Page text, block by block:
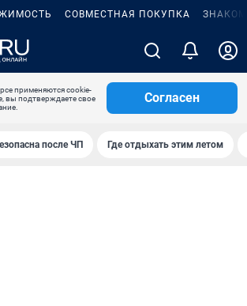
СОВМЕСТНАЯ ПОКУПКА
применяются cookie-
вы подтверждаете свое
Согласен
после ЧП Где отдыхать этим летом